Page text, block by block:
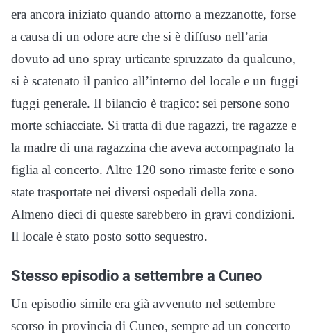
era ancora iniziato quando attorno a mezzanotte, forse
a causa di un odore acre che si è diffuso nell’aria
dovuto ad uno spray urticante spruzzato da qualcuno,
si è scatenato il panico all’interno del locale e un fuggi
fuggi generale. Il bilancio è tragico: sei persone sono
morte schiacciate. Si tratta di due ragazzi, tre ragazze e
la madre di una ragazzina che aveva accompagnato la
figlia al concerto. Altre 120 sono rimaste ferite e sono
state trasportate nei diversi ospedali della zona.
Almeno dieci di queste sarebbero in gravi condizioni.
Il locale è stato posto sotto sequestro.
Stesso episodio a settembre a Cuneo
Un episodio simile era già avvenuto nel settembre
scorso in provincia di Cuneo, sempre ad un concerto